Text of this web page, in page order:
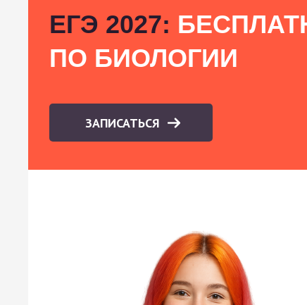
ЕГЭ 2027:
ПО БИОЛОГИИ
ЗАПИСАТЬСЯ